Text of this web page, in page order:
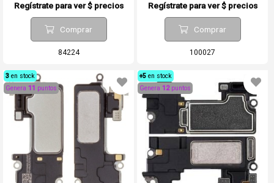
Regístrate para ver $ precios
Comprar
84224
Regístrate para ver $ precios
Comprar
100027
3 en stock
Genera 11 puntos
+5 en stock
Genera 12puntos